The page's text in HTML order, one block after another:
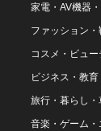
家電・AV機器
ファッション・
コスメ・ビュー
ビジネス・教
旅行・暮らし・
音楽・ゲーム・